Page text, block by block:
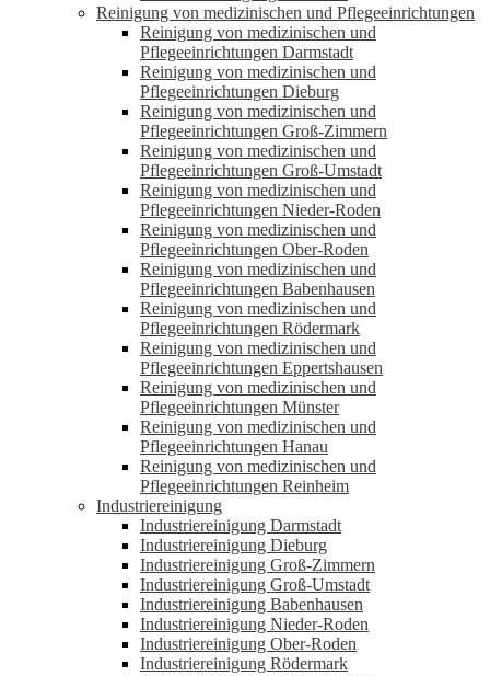
Reinigung von medizinischen und Pflegeeinrichtungen
Reinigung von medizinischen und
Pflegeeinrichtungen Darmstadt
Reinigung von medizinischen und
Pflegeeinrichtungen Dieburg
Reinigung von medizinischen und
Pflegeeinrichtungen Groß-Zimmern
Reinigung von medizinischen und
Pflegeeinrichtungen Groß-Umstadt
Reinigung von medizinischen und
Pflegeeinrichtungen Nieder-Roden
Reinigung von medizinischen und
Pflegeeinrichtungen Ober-Roden
Reinigung von medizinischen und
Pflegeeinrichtungen Babenhausen
Reinigung von medizinischen und
Pflegeeinrichtungen Rödermark
Reinigung von medizinischen und
Pflegeeinrichtungen Eppertshausen
Reinigung von medizinischen und
Pflegeeinrichtungen Münster
Reinigung von medizinischen und
Pflegeeinrichtungen Hanau
Reinigung von medizinischen und
Pflegeeinrichtungen Reinheim
Industriereinigung
Industriereinigung Darmstadt
Industriereinigung Dieburg
Industriereinigung Groß-Zimmern
Industriereinigung Groß-Umstadt
Industriereinigung Babenhausen
Industriereinigung Nieder-Roden
Industriereinigung Ober-Roden
Industriereinigung Rödermark